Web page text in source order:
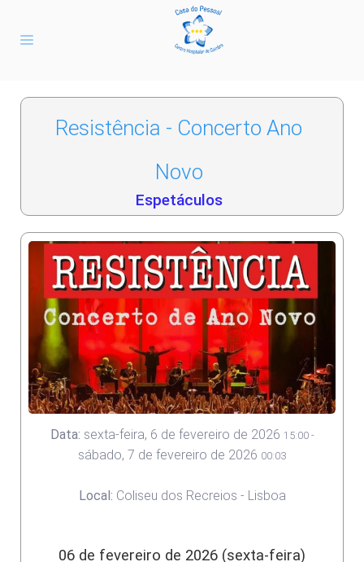
Resistência - Concerto Ano
Novo
Espetáculos
Data: sexta-feira, 6 de fevereiro de 2026 15:00-
sábado, 7 de fevereiro de 2026 00:03
Local: Coliseu dos Recreios - Lisboa
06 de fevereiro de 2026 (sexta-feira)